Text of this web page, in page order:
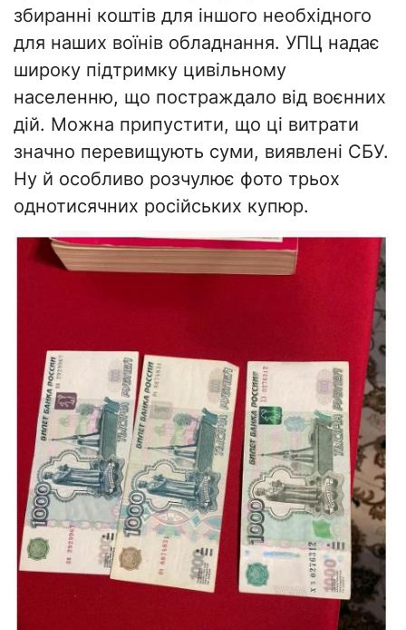
збиранні коштів для іншого необхідного
для наших воїнів обладнання. УПЦ надає
широку підтримку цивільному
населенню, що постраждало від воєнних
дій. Можна припустити, що ці витрати
значно перевищують суми, виявлені СБУ.
Ну й особливо розчулює фото трьох
однотисячних російських купюр.